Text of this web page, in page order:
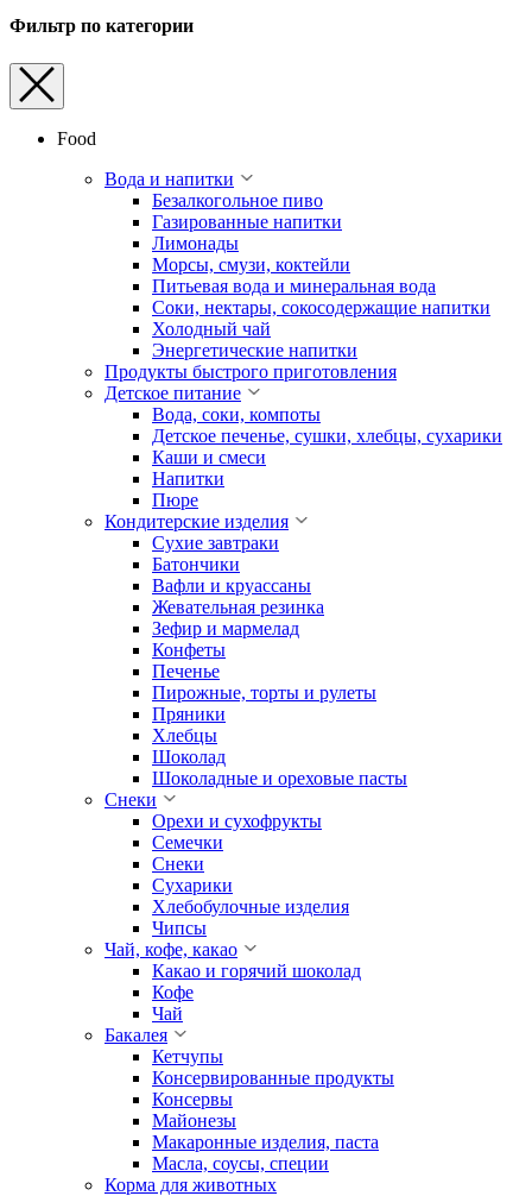
Фильтр по категории
Food
Вода и напитки
Безалкогольное пиво
Газированные напитки
Лимонады
Морсы, смузи, коктейли
Питьевая вода и минеральная вода
Соки, нектары, cокосодержащие напитки
Холодный чай
Энергетические напитки
Продукты быстрого приготовления
Детское питание
Вода, соки, компоты
Детское печенье, сушки, хлебцы, сухарики
Каши и смеси
Напитки
Пюре
Кондитерские изделия
Cухие завтраки
Батончики
Вафли и круассаны
Жевательная резинка
Зефир и мармелад
Конфеты
Печенье
Пирожные, торты и рулеты
Пряники
Хлебцы
Шоколад
Шоколадные и ореховые пасты
Снеки
Орехи и сухофрукты
Семечки
Снеки
Сухарики
Хлебобулочные изделия
Чипсы
Чай, кофе, какао
Какао и горячий шоколад
Кофе
Чай
Бакалея
Кетчупы
Консервированные продукты
Консервы
Майонезы
Макаронные изделия, паста
Масла, соусы, специи
Корма для животных